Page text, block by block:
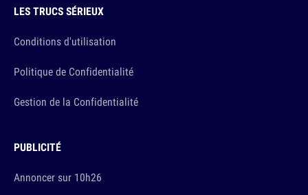
LES TRUCS SÉRIEUX
Conditions d'utilisation
Politique de Confidentialité
Gestion de la Confidentialité
PUBLICITÉ
Annoncer sur 10h26